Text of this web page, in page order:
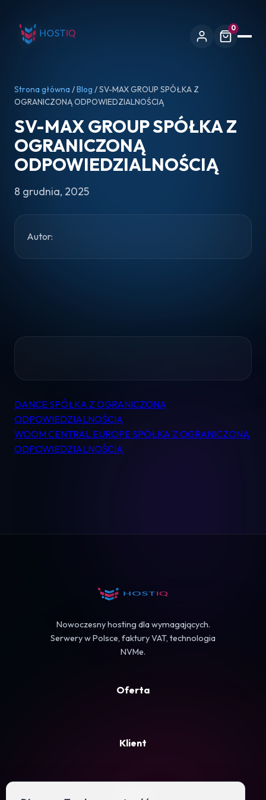
0
Pomoc
Kontakt
Strona główna /Blog / SV-MAX GROUP SPÓŁKA Z
OGRANICZONĄ ODPOWIEDZIALNOŚCIĄ
SV-MAX GROUP SPÓŁKA Z
OGRANICZONĄ
ODPOWIEDZIALNOŚCIĄ
8 grudnia, 2025
Autor:
Nawigacja
wpisu
DANCE SPÓŁKA Z OGRANICZONĄ
ODPOWIEDZIALNOŚCIĄ
WOOM CENTRAL EUROPE SPÓŁKA Z OGRANICZONĄ
ODPOWIEDZIALNOŚCIĄ
Nowoczesny hosting dla wymagających.
Serwery w Polsce, faktury VAT, technologia
NVMe.
Oferta
Klient
Firma